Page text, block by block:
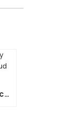
HIGIENISTA DENTAL: SU FUNCIÓN Y POR QUÉ ES ESENCIAL PARA TU SALUD BUCODENTAL